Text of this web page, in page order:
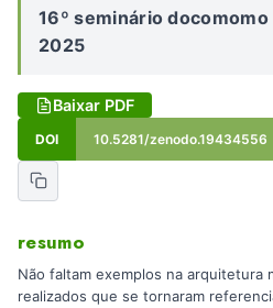
16º seminário
2025
Baixar PDF
DOI 10.5281/zenodo.19434556
resumo
Não faltam exemplos na arquitetura
realizados que se tornaram